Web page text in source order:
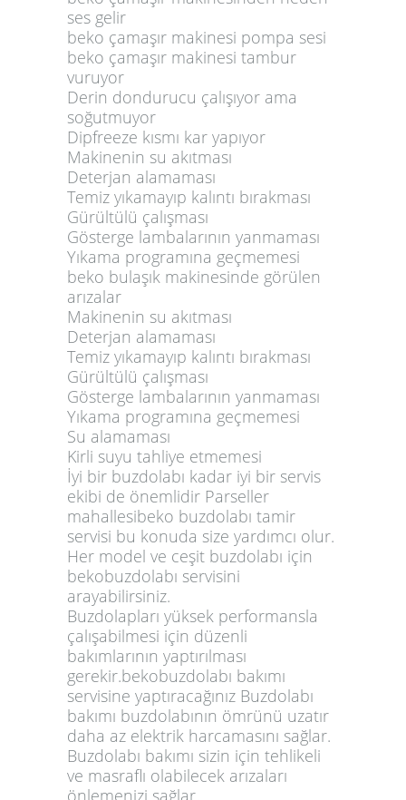
ses gelir
beko çamaşır makinesi pompa sesi
beko çamaşır makinesi tambur
vuruyor
Derin dondurucu çalışıyor ama
soğutmuyor
Dipfreeze kısmı kar yapıyor
Makinenin su akıtması
Deterjan alamaması
Temiz yıkamayıp kalıntı bırakması
Gürültülü çalışması
Gösterge lambalarının yanmaması
Yıkama programına geçmemesi
beko bulaşık makinesinde görülen
arızalar
Makinenin su akıtması
Deterjan alamaması
Temiz yıkamayıp kalıntı bırakması
Gürültülü çalışması
Gösterge lambalarının yanmaması
Yıkama programına geçmemesi
Su alamaması
Kirli suyu tahliye etmemesi
İyi bir buzdolabı kadar iyi bir servis
ekibi de önemlidir Parseller
mahallesibeko buzdolabı tamir
servisi bu konuda size yardımcı olur.
Her model ve ceşit buzdolabı için
bekobuzdolabı servisini
arayabilirsiniz.
Buzdolapları yüksek performansla
çalışabilmesi için düzenli
bakımlarının yaptırılması
gerekir.bekobuzdolabı bakımı
servisine yaptıracağınız Buzdolabı
bakımı buzdolabının ömrünü uzatır
daha az elektrik harcamasını sağlar.
Buzdolabı bakımı sizin için tehlikeli
ve masraflı olabilecek arızaları
önlemenizi sağlar.